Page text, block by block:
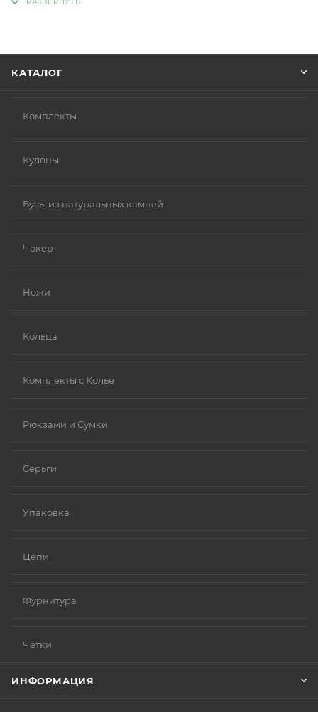
КАТАЛОГ
Комплекты
Кулоны
Бусы из натуральных камней
Чокер
Ножи
Кольца
Комплекты с Колье
Рюкзами и Сумки
Серьги
Упаковка
Цепи
Фурнитура
Чётки
ИНФОРМАЦИЯ